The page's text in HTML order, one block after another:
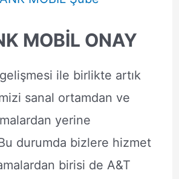
MOBİL ONAY
ile birlikte artık
sanal ortamdan ve
yerine
durumda bizlere hizmet
birisi de A&T